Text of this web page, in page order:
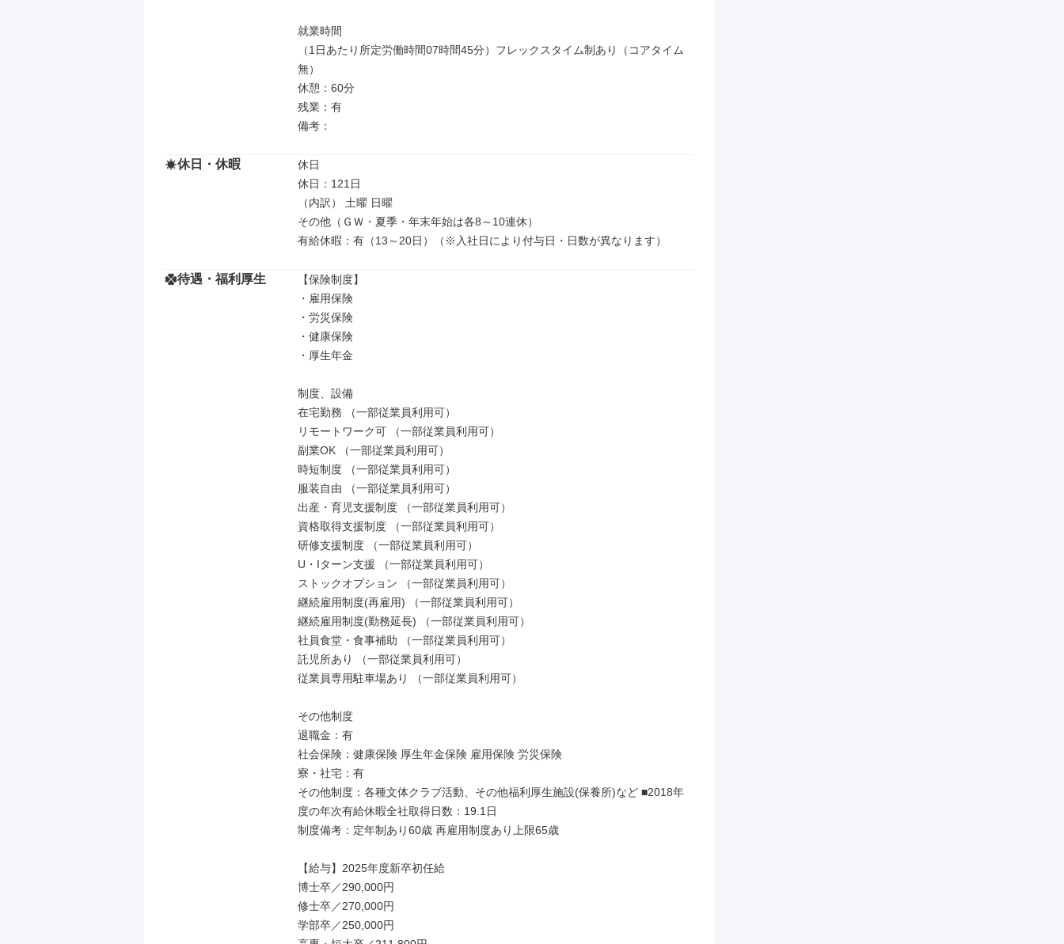
就業時間
（1日あたり所定労働時間07時間45分）フレックスタイム制あり（コアタイム
無）
休憩：60分
残業：有
備考：
休日・休暇
休日
休日：121日
（内訳） 土曜 日曜
その他（ＧＷ・夏季・年末年始は各8～10連休）
有給休暇：有（13～20日）（※入社日により付与日・日数が異なります）
待遇・福利厚生
【保険制度】
・雇用保険
・労災保険
・健康保険
・厚生年金
制度、設備
在宅勤務 （一部従業員利用可）
リモートワーク可 （一部従業員利用可）
副業OK （一部従業員利用可）
時短制度 （一部従業員利用可）
服装自由 （一部従業員利用可）
出産・育児支援制度 （一部従業員利用可）
資格取得支援制度 （一部従業員利用可）
研修支援制度 （一部従業員利用可）
U・Iターン支援 （一部従業員利用可）
ストックオプション （一部従業員利用可）
継続雇用制度(再雇用) （一部従業員利用可）
継続雇用制度(勤務延長) （一部従業員利用可）
社員食堂・食事補助 （一部従業員利用可）
託児所あり （一部従業員利用可）
従業員専用駐車場あり （一部従業員利用可）
その他制度
退職金：有
社会保険：健康保険 厚生年金保険 雇用保険 労災保険
寮・社宅：有
その他制度：各種文体クラブ活動、その他福利厚生施設(保養所)など ■2018年
度の年次有給休暇全社取得日数：19.1日
制度備考：定年制あり60歳 再雇用制度あり上限65歳
【給与】2025年度新卒初任給
博士卒／290,000円
修士卒／270,000円
学部卒／250,000円